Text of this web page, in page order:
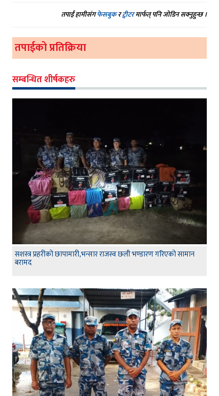
तपाईं हामीसंगफेसबुकरट्वीटरमार्फत् पनि जोडिन सक्नुहुन्छ ।
तपाईको प्रतिक्रिया
सम्बन्धित शीर्षकहरु
सशस्त्र प्रहरीको छापामारी,भन्सार राजस्व छली भण्डारण गरिएको सामान
बरामद